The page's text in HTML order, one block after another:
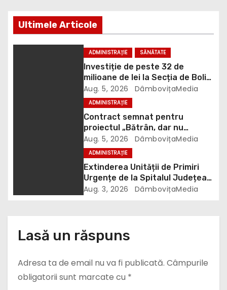
e
î
o
e
Ultimele Articole
ADMINISTRAȚIE SĂNĂTATE
Investiție de peste 32 de
milioane de lei la Secția de Boli
Infecțioase din Târgoviște
Aug. 5, 2026 DâmbovițaMedia
ADMINISTRAȚIE
Contract semnat pentru
proiectul „Bătrân, dar nu
singur”. 106 vârstnici vor
beneficia de îngrijire la domiciliu
Aug. 5, 2026 DâmbovițaMedia
ADMINISTRAȚIE
Extinderea Unității de Primiri
Urgențe de la Spitalul Județean
Târgoviște este aproape gata
Aug. 3, 2026 DâmbovițaMedia
Lasă un răspuns
Adresa ta de email nu va fi publicată. Câmpurile
obligatorii sunt marcate cu *